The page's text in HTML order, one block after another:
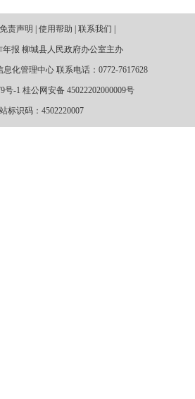
责声明 | 使用帮助 | 联系我们 |
年报 柳城县人民政府办公室主办
化管理中心 联系电话：0772-7617628
号-1 桂公网安备 45022202000009号
标识码：4502220007